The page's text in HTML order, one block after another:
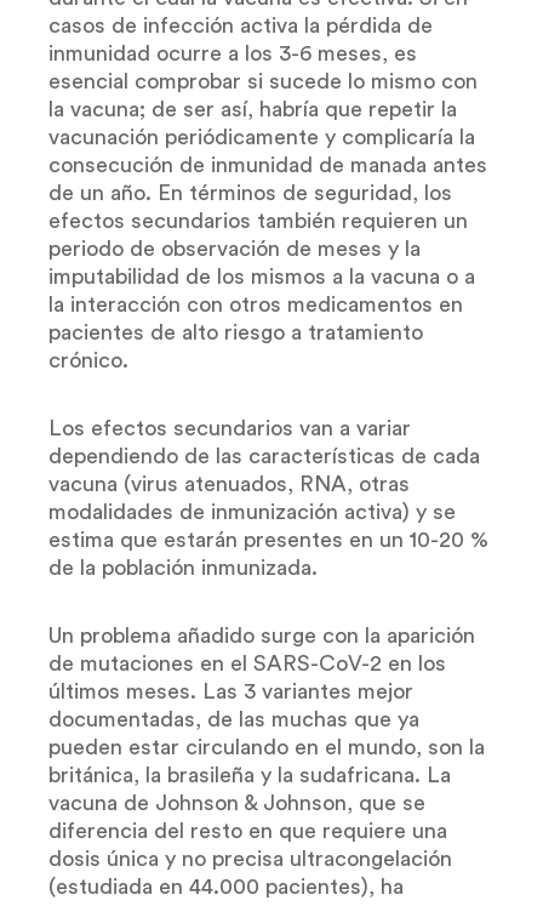
casos de infección activa la pérdida de
inmunidad ocurre a los 3-6 meses, es
esencial comprobar si sucede lo mismo con
la vacuna; de ser así, habría que repetir la
vacunación periódicamente y complicaría la
consecución de inmunidad de manada antes
de un año. En términos de seguridad, los
efectos secundarios también requieren un
periodo de observación de meses y la
imputabilidad de los mismos a la vacuna o a
la interacción con otros medicamentos en
pacientes de alto riesgo a tratamiento
crónico.
Los efectos secundarios van a variar
dependiendo de las características de cada
vacuna (virus atenuados, RNA, otras
modalidades de inmunización activa) y se
estima que estarán presentes en un 10-20 %
de la población inmunizada.
Un problema añadido surge con la aparición
de mutaciones en el SARS-CoV-2 en los
últimos meses. Las 3 variantes mejor
documentadas, de las muchas que ya
pueden estar circulando en el mundo, son la
británica, la brasileña y la sudafricana. La
vacuna de Johnson & Johnson, que se
diferencia del resto en que requiere una
dosis única y no precisa ultracongelación
(estudiada en 44.000 pacientes), ha